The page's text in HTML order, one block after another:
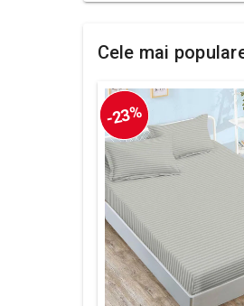
Cele mai
-23%